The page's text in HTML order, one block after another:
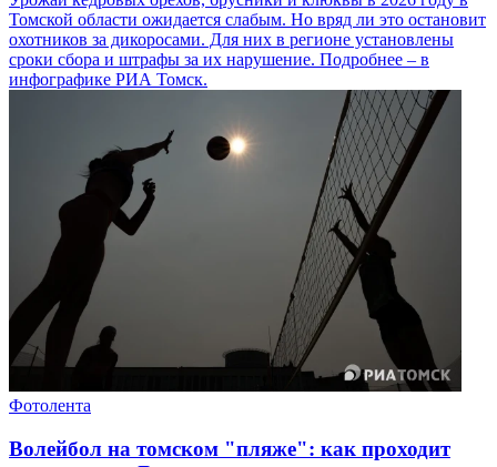
Томской области ожидается слабым. Но вряд ли это остановит
охотников за дикоросами. Для них в регионе установлены
сроки сбора и штрафы за их нарушение. Подробнее – в
инфографике РИА Томск.
Фотолента
Волейбол на томском "пляже": как проходит